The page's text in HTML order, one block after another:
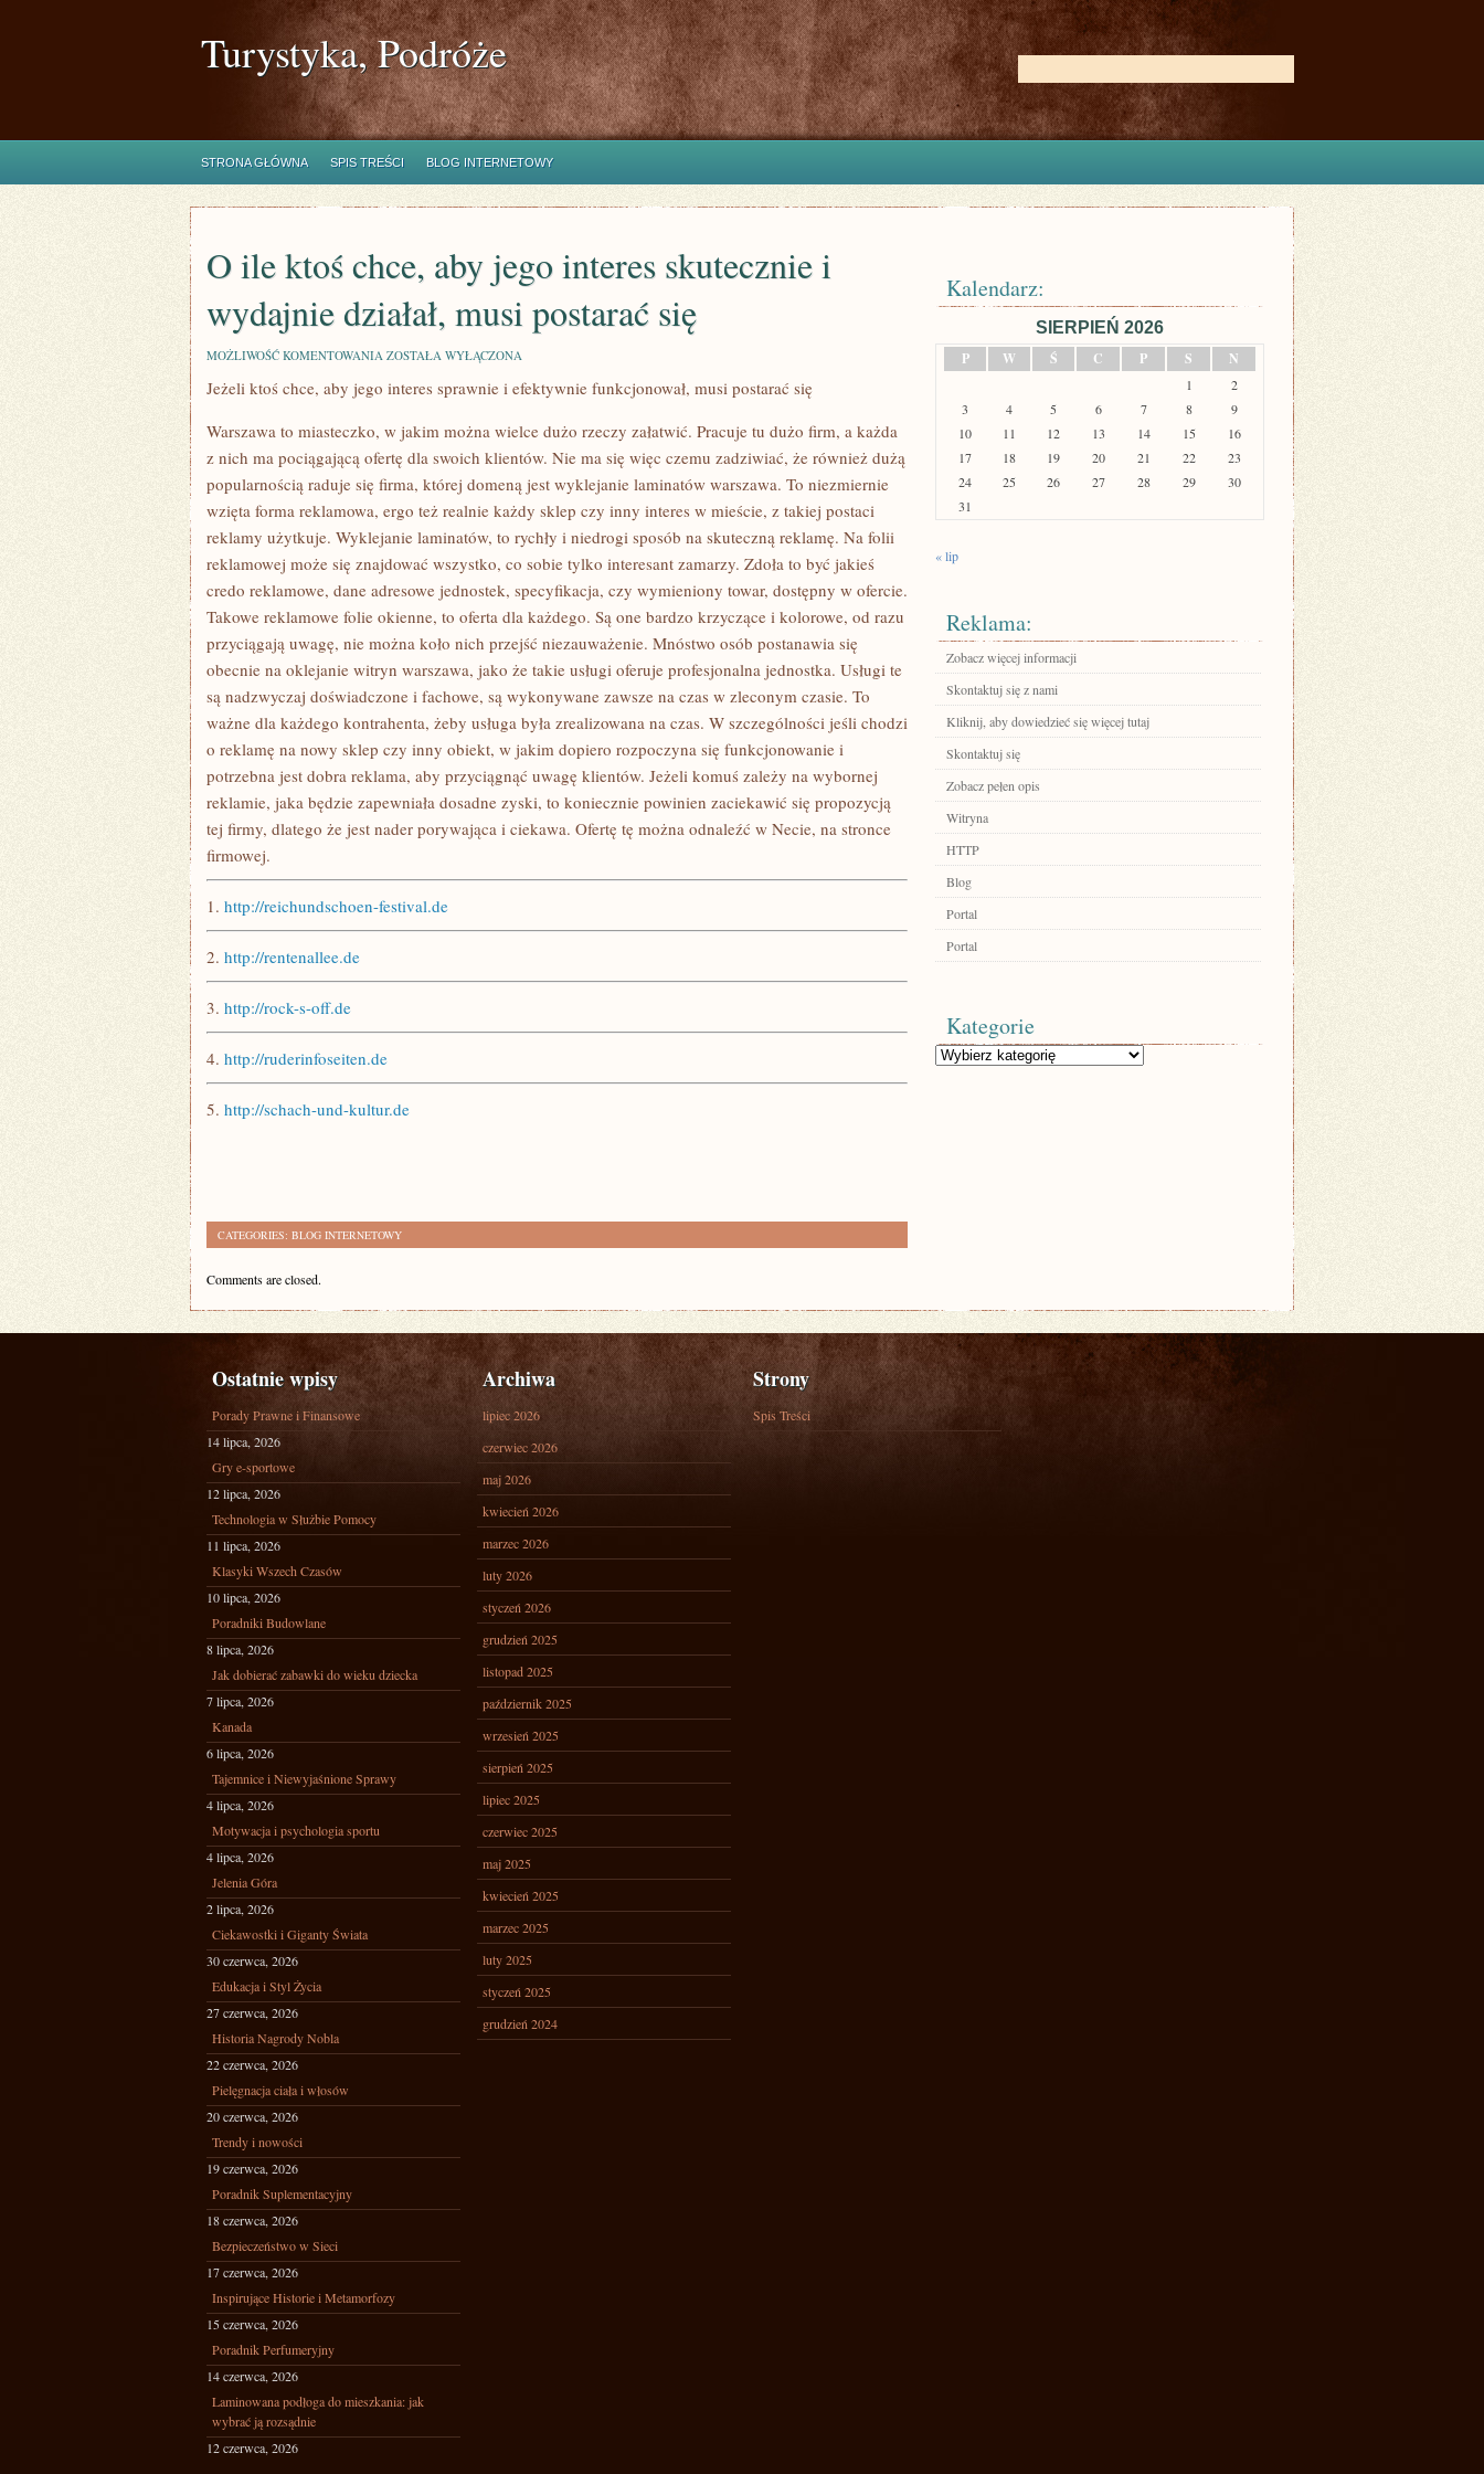
Turystyka, Podróże
STRONA GŁÓWNA SPIS TREŚCI BLOG INTERNETOWY
O ile ktoś chce, aby jego interes skutecznie i
wydajnie działał, musi postarać się
MOŻLIWOŚĆ KOMENTOWANIA O
KTOŚ
JEGO
INTERES
SKUTECZNIE
I
WYDAJNIE
DZIAŁAŁ,
MUSI
SIĘ
ZOSTAŁA WYŁĄCZONA
Jeżeli ktoś chce, aby jego interes sprawnie i efektywnie funkcjonował, musi postarać się
Warszawa to miasteczko, w jakim można wielce dużo rzeczy załatwić. Pracuje tu dużo firm, a każda
z nich ma pociągającą ofertę dla swoich klientów. Nie ma się więc czemu zadziwiać, że również dużą
popularnością raduje się firma, której domeną jest wyklejanie laminatów warszawa. To niezmiernie
wzięta forma reklamowa, ergo też realnie każdy sklep czy inny interes w mieście, z takiej postaci
reklamy użytkuje. Wyklejanie laminatów, to rychły i niedrogi sposób na skuteczną reklamę. Na folii
reklamowej może się znajdować wszystko, co sobie tylko interesant zamarzy. Zdoła to być jakieś
credo reklamowe, dane adresowe jednostek, specyfikacja, czy wymieniony towar, dostępny w ofercie.
Takowe reklamowe folie okienne, to oferta dla każdego. Są one bardzo krzyczące i kolorowe, od razu
przyciągają uwagę, nie można koło nich przejść niezauważenie. Mnóstwo osób postanawia się
obecnie na oklejanie witryn warszawa, jako że takie usługi oferuje profesjonalna jednostka. Usługi te
są nadzwyczaj doświadczone i fachowe, są wykonywane zawsze na czas w zleconym czasie. To
ważne dla każdego kontrahenta, żeby usługa była zrealizowana na czas. W szczególności jeśli chodzi
o reklamę na nowy sklep czy inny obiekt, w jakim dopiero rozpoczyna się funkcjonowanie i
potrzebna jest dobra reklama, aby przyciągnąć uwagę klientów. Jeżeli komuś zależy na wybornej
reklamie, jaka będzie zapewniała dosadne zyski, to koniecznie powinien zaciekawić się propozycją
tej firmy, dlatego że jest nader porywająca i ciekawa. Ofertę tę można odnaleźć w Necie, na stronce
firmowej.
1. http://reichundschoen-festival.de
2. http://rentenallee.de
3. http://rock-s-off.de
4. http://ruderinfoseiten.de
5. http://schach-und-kultur.de
CATEGORIES: BLOG INTERNETOWY
Comments are closed.
Kalendarz:
SIERPIEŃ 2026
P
W Ś C P S N
1
2
3
4 5 6 7 8
9
10
11 12 13 14 15
16
17
18 19 20 21 22
23
24
25 26 27 28 29
30
31
« lip
Reklama:
Zobacz więcej informacji
Skontaktuj się z nami
Kliknij, aby dowiedzieć się więcej tutaj
Skontaktuj się
Zobacz pełen opis
Witryna
HTTP
Blog
Portal
Portal
Kategorie
Kategorie
Ostatnie wpisy
Porady Prawne i Finansowe
14 lipca, 2026
Gry e-sportowe
12 lipca, 2026
Technologia w Służbie Pomocy
11 lipca, 2026
Klasyki Wszech Czasów
10 lipca, 2026
Poradniki Budowlane
8 lipca, 2026
Jak dobierać zabawki do wieku dziecka
7 lipca, 2026
Kanada
6 lipca, 2026
Tajemnice i Niewyjaśnione Sprawy
4 lipca, 2026
Motywacja i psychologia sportu
4 lipca, 2026
Jelenia Góra
2 lipca, 2026
Ciekawostki i Giganty Świata
30 czerwca, 2026
Edukacja i Styl Życia
27 czerwca, 2026
Historia Nagrody Nobla
22 czerwca, 2026
Pielęgnacja ciała i włosów
20 czerwca, 2026
Trendy i nowości
19 czerwca, 2026
Poradnik Suplementacyjny
18 czerwca, 2026
Bezpieczeństwo w Sieci
17 czerwca, 2026
Inspirujące Historie i Metamorfozy
15 czerwca, 2026
Poradnik Perfumeryjny
14 czerwca, 2026
Laminowana podłoga do mieszkania: jak
wybrać ją rozsądnie
12 czerwca, 2026
Archiwa
lipiec 2026
czerwiec 2026
maj 2026
kwiecień 2026
marzec 2026
luty 2026
styczeń 2026
grudzień 2025
listopad 2025
październik 2025
wrzesień 2025
sierpień 2025
lipiec 2025
czerwiec 2025
maj 2025
kwiecień 2025
marzec 2025
luty 2025
styczeń 2025
grudzień 2024
Strony
Spis Treści